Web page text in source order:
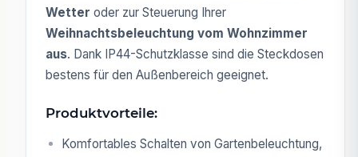
Wetter oder zur Steuerung Ihrer
Weihnachtsbeleuchtung vom Wohnzimmer
aus. Dank IP44-Schutzklasse sind die Steckdosen
bestens für den Außenbereich geeignet.
Produktvorteile:
Komfortables Schalten von Gartenbeleuchtung,